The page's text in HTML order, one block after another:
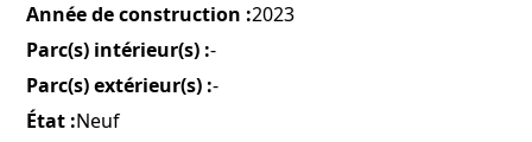
Année de construction :2023
Parc(s) intérieur(s) :-
Parc(s) extérieur(s) :-
État :Neuf